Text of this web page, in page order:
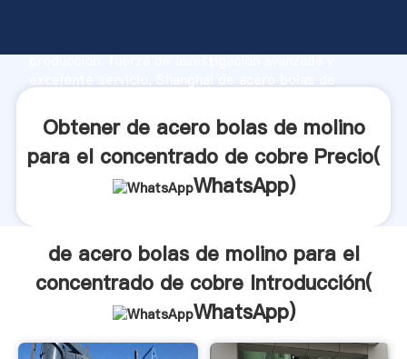
producción, fuerza de investigación avanzada y
el valor y aporta valores a todos los clientes.
Obtener de acero bolas de molino
para el concentrado de cobre Precio(
WhatsApp)
de acero bolas de molino para el
concentrado de cobre Introducción(
WhatsApp)